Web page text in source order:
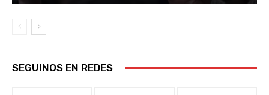
SEGUINOS EN REDES